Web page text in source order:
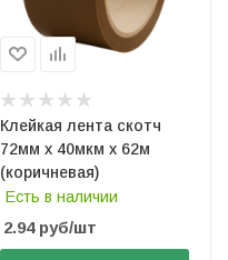
Клейкая лента скотч
72мм х 40мкм х 62м
(коричневая)
Есть в наличии
2.94руб/шт